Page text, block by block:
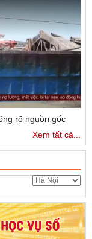
rõ nguồn gốc
Xem tất cả...